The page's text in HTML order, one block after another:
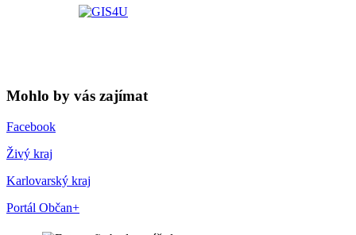
Mohlo by vás zajímat
Facebook
Živý kraj
Karlovarský kraj
Portál Občan+